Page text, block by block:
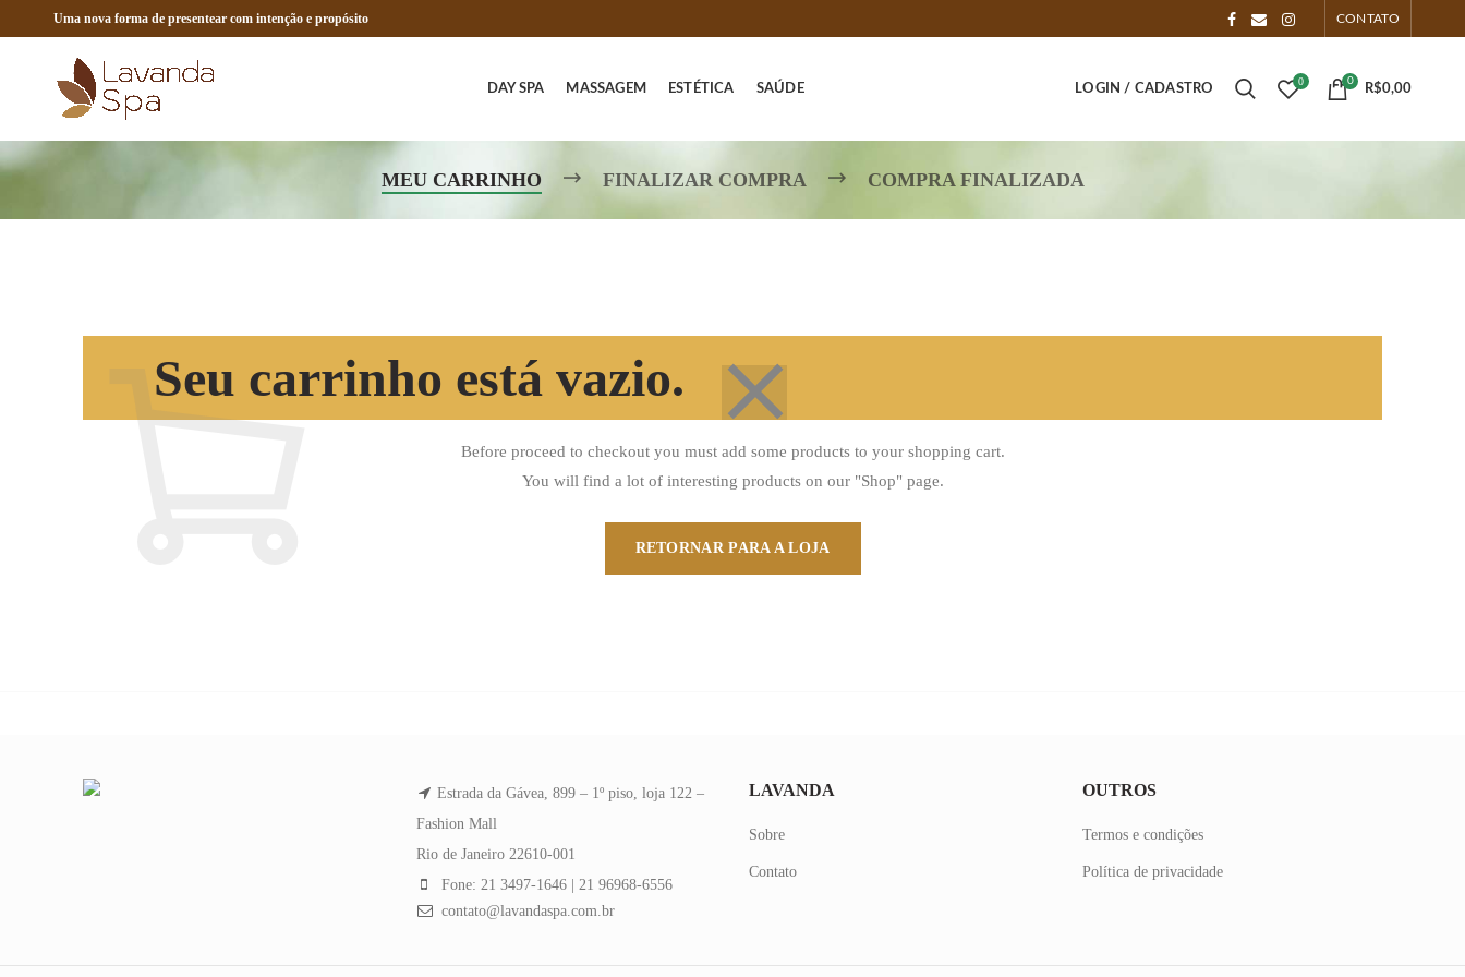
Uma nova forma de presentear com intenção e propósito CONTATO
DAY SPA MASSAGEM ESTÉTICA SAÚDE LOGIN / CADASTRO
0 0
R$0,00
MEU CARRINHO FINALIZAR COMPRA COMPRA FINALIZADA
Seu carrinho está vazio.
Before proceed to checkout you must add some products to your shopping cart.
You will find a lot of interesting products on our "Shop" page.
RETORNAR PARA A LOJA
Estrada da Gávea, 899 – 1º piso, loja 122 –
Fashion Mall
Rio de Janeiro 22610-001
Fone: 21 3497-1646 | 21 96968-6556
contato@lavandaspa.com.br
LAVANDA
Sobre
Contato
OUTROS
Termos e condições
Política de privacidade